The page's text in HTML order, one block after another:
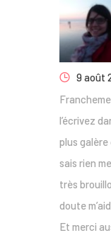
9 août
l’écrivez
plus galère
sais rien
très
doute
Et merci